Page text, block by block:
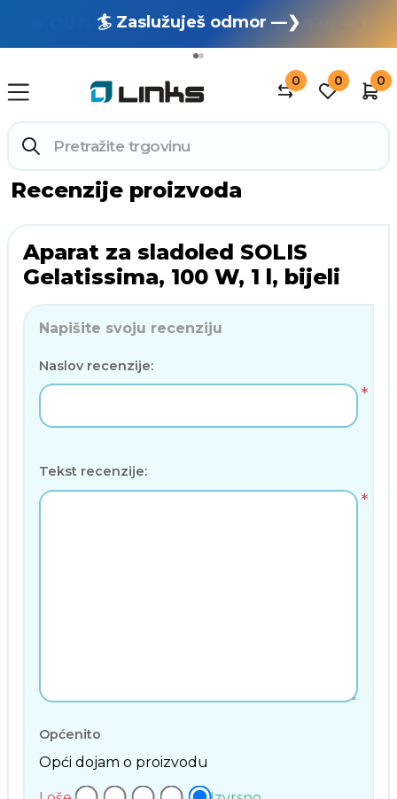
🏄 Zaslužuješ odmor —❯
🔥 OUTLET: TOTALNA RASPRODAJA —❯
0 0 0
Recenzije proizvoda
Aparat za sladoled SOLIS
Gelatissima, 100 W, 1 l, bijeli
Napišite svoju recenziju
Naslov recenzije:
*
Tekst recenzije:
*
Općenito
Opći dojam o proizvodu